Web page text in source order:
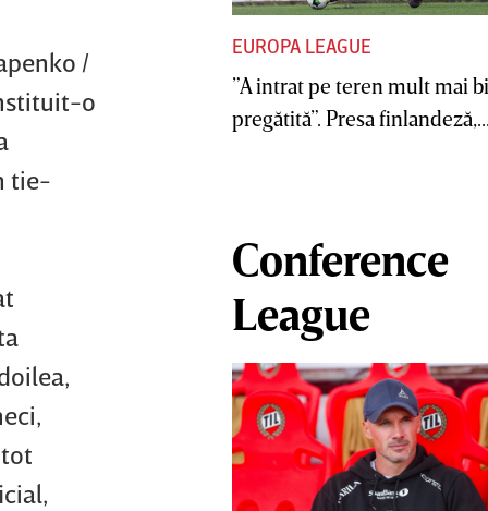
/
o
tie-
EUROPA LEAGUE
”A intrat pe teren mult mai
pregătită”. Presa
Conference
League